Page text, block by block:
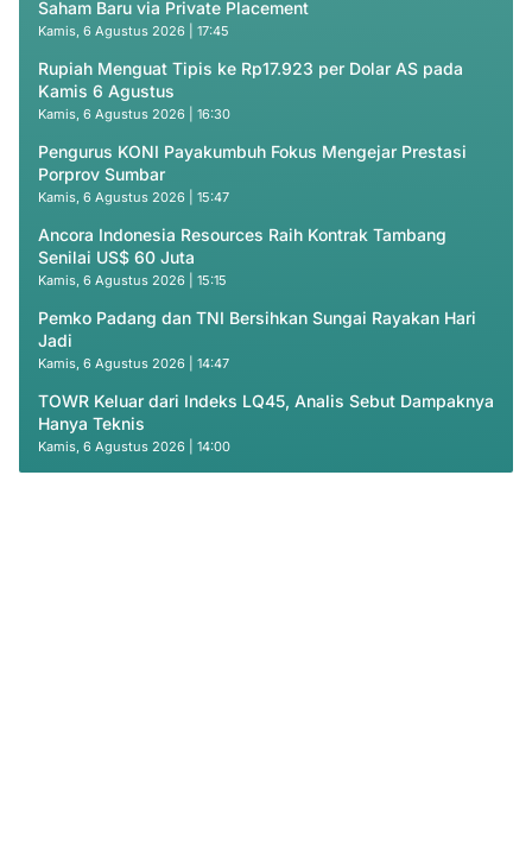
Saham Baru via Private Placement
Kamis, 6 Agustus 2026 | 17:45
Rupiah Menguat Tipis ke Rp17.923 per Dolar AS pada
Kamis 6 Agustus
Kamis, 6 Agustus 2026 | 16:30
Pengurus KONI Payakumbuh Fokus Mengejar Prestasi
Porprov Sumbar
Kamis, 6 Agustus 2026 | 15:47
Ancora Indonesia Resources Raih Kontrak Tambang
Senilai US$ 60 Juta
Kamis, 6 Agustus 2026 | 15:15
Pemko Padang dan TNI Bersihkan Sungai Rayakan Hari
Jadi
Kamis, 6 Agustus 2026 | 14:47
TOWR Keluar dari Indeks LQ45, Analis Sebut Dampaknya
Hanya Teknis
Kamis, 6 Agustus 2026 | 14:00